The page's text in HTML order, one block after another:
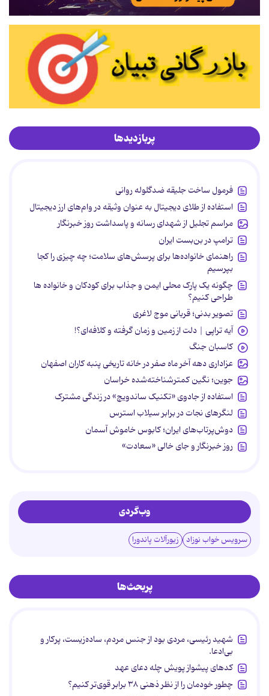
پربازدیدها
فرمول ساخت جلیقه ضدگلوله روانی
استفاده از طلای دیجیتال به عنوان وثیقه در وام‌های ارز دیجیتال
مراسم تجلیل از شهدای رسانه و پاسداشت روز خبرنگار
ترامپ در بن‌بست ایران
راهنمای خانواده‌ها برای پرسش‌های سلامت؛ چه چیزی را کجا
بپرسیم
چگونه یک پارک محلی ایمن و جذاب برای کودکان و خانواده ها
طراحی کنیم؟
تصویر بدنی؛ قربانی موج لاغری
آیه تراپی | دلت از زمین و زمان گرفته و کلافه‌ای؟!
کاسبان جنگ
عزاداری دهه آخر ماه صفر در خانه تاریخی پنبه کاران اصفهان
جوین؛ نگین کمترشناخته‌شده خراسان
استفاده از جادوی «تکنیک ساندویچ» در زندگی مشترک
لنگرهای نجات در برابر سیلاب استرس
دوش‌پرتاب‌های ایران؛ کابوس خاموش آسمان
روز خبرنگار و جای خالی «سعادت»
وب‌گردی
سرویس خواب نوزاد زیورآلات پاندورا
پربحث‌ها
شهید رئیسی، مردی بود از جنس مردم، ساده‌زیست، پرکار و
بی‌ادعا.
کدهای پیشواز پویش چله دعای عهد
چطور خودمان را از نظر ذهنی ۳۸ برابر قوی‌تر کنیم؟